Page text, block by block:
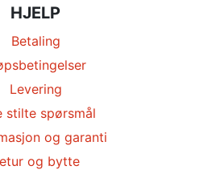
HJELP
Betaling
Levering
stilte spørsmål
og garanti
og bytte